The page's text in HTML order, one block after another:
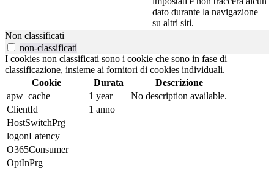
dato durante la navigazione
su altri siti.
Non classificati
non-classificati
I cookies non classificati sono i cookie che sono in fase di
classificazione, insieme ai fornitori di cookies individuali.
Cookie
Durata
Descrizione
apw_cache
1 year
No description available.
ClientId
1 anno
HostSwitchPrg
logonLatency
O365Consumer
OptInPrg